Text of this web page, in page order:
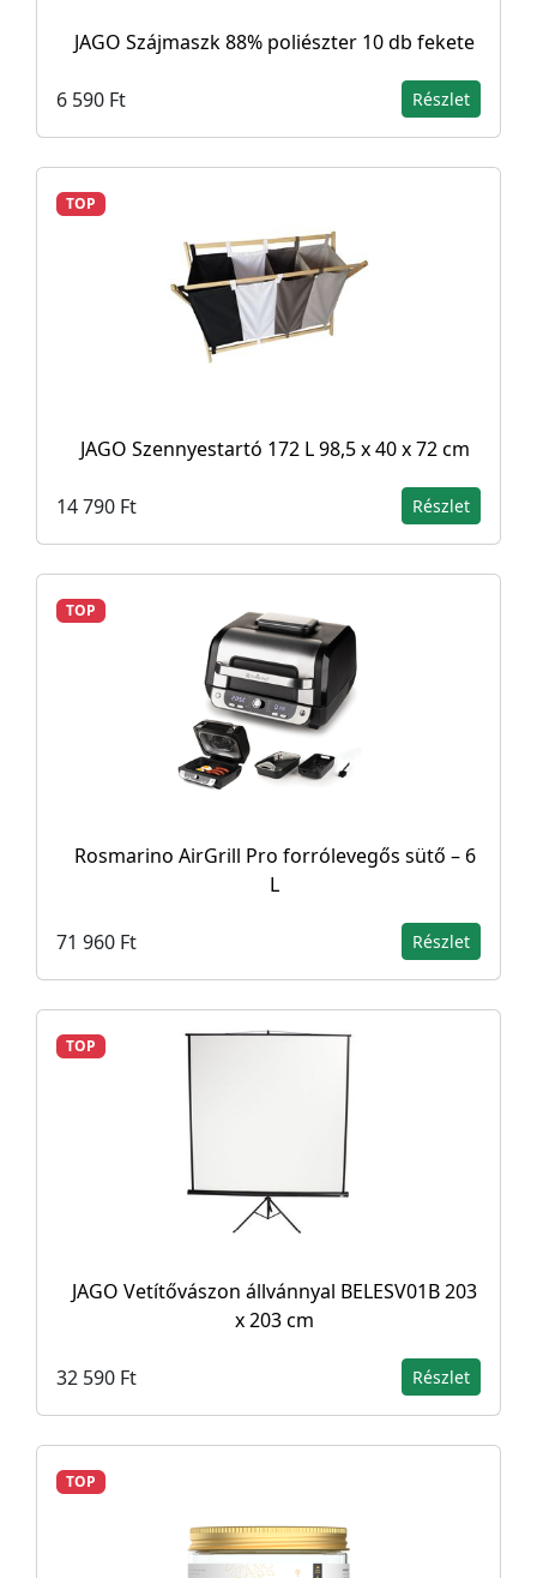
JAGO Szájmaszk 88% poliészter 10 db fekete
6 590 Ft Részlet
TOP
JAGO Szennyestartó 172 L 98,5 x 40 x 72 cm
14 790 Ft Részlet
TOP
Rosmarino AirGrill Pro forrólevegős sütő – 6
L
71 960 Ft Részlet
TOP
JAGO Vetítővászon állvánnyal BELESV01B 203
x 203 cm
32 590 Ft Részlet
TOP